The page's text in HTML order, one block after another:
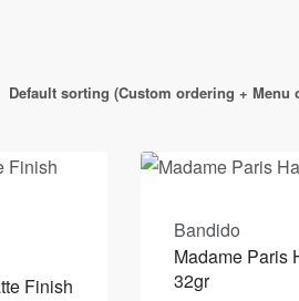
Default sorting (Custom ordering + Menu
Finish
Bandido
Madame Paris
32gr